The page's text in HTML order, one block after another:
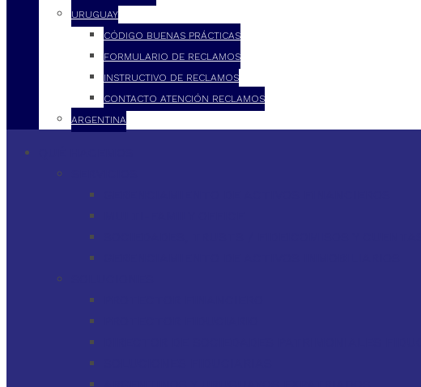
URUGUAY
CÓDIGO BUENAS PRÁCTICAS
FORMULARIO DE RECLAMOS
INSTRUCTIVO DE RECLAMOS
CONTACTO ATENCIÓN RECLAMOS
ARGENTINA